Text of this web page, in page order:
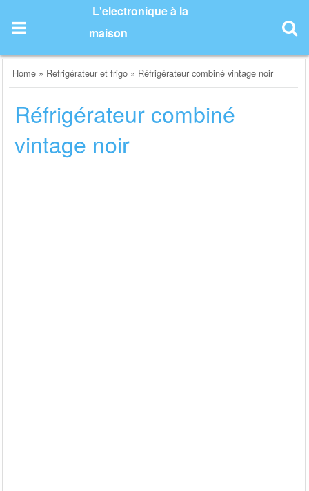
content
L'electronique à la
maison
Home » Refrigérateur et frigo » Réfrigérateur combiné vintage noir
Réfrigérateur combiné
vintage noir